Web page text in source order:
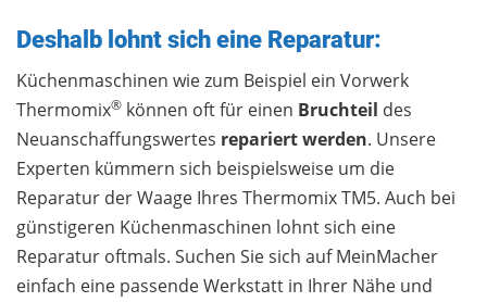
Deshalb lohnt sich eine Reparatur:
Küchenmaschinen wie zum Beispiel ein Vorwerk
Thermomix® können oft für einen Bruchteil des
Neuanschaffungswertes repariert werden. Unsere
Experten kümmern sich beispielsweise um die
Reparatur der Waage Ihres Thermomix TM5. Auch bei
günstigeren Küchenmaschinen lohnt sich eine
Reparatur oftmals. Suchen Sie sich auf MeinMacher
einfach eine passende Werkstatt in Ihrer Nähe und